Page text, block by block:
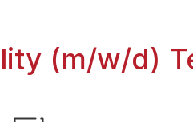
(m/w/d)